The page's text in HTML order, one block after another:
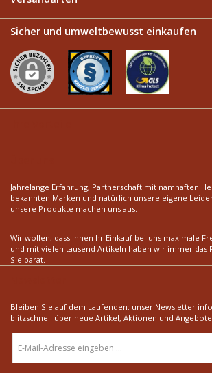
Sicher und umweltbewusst einkaufen
Jahrelange Erfahrung, Partnerschaft mit namhaften
bekannten Marken und natürlich unsere eigene
unsere Produkte machen uns aus.
Wir wollen, dass Ihnen hr Einkauf bei uns maximale
und mit vielen tausend Artikeln haben wir immer das
Sie parat.
Bleiben Sie auf dem Laufenden: unser Newsletter
blitzschnell über neue Artikel, Aktionen und
Mail-